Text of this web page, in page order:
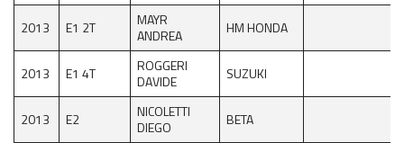
2013
E1 2T
MAYR
ANDREA
HM HONDA
2013 E1 4T
ROGGERI
DAVIDE
SUZUKI
2013 E2
NICOLETTI
DIEGO
BETA